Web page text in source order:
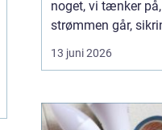
noget, vi tænker
strømmen går,
springer, eller vi står
en akut fejl på en
som Hørsholm,
mange boliger er
13 juni 2026